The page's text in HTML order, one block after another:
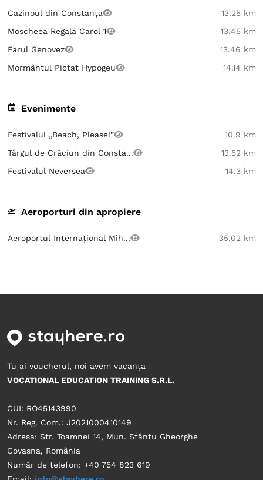
Cazinoul din Constanța
13.25 km
Moscheea Regală Carol 1
13.45 km
Farul Genovez
13.46 km
Mormântul Pictat Hypogeu
14.14 km
Evenimente
Festivalul „Beach, Please!”
10.9 km
Târgul de Crăciun din Consta...
13.52 km
Festivalul Neversea
14.3 km
Aeroporturi din apropiere
Aeroportul Internațional Mih... 35.02 km
Tu ai voucherul, noi avem vacanța
VOCATIONAL EDUCATION TRAINING S.R.L.
CUI: RO45143990
Nr. Reg. Com.: J2021000410149
Adresa: Str. Toamnei 14, Mun. Sfântu Gheorghe
Covasna, România
Număr de telefon: +40 754 823 619